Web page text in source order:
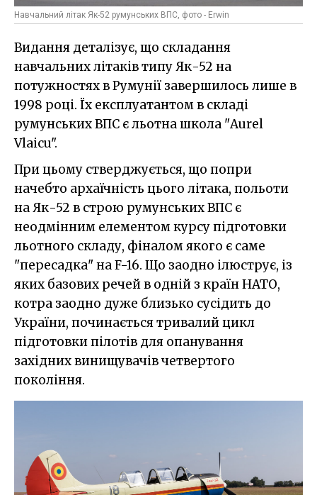
Навчальний літак Як-52 румунських ВПС, фото - Erwin
Видання деталізує, що складання
навчальних літаків типу Як-52 на
потужностях в Румунії завершилось лише в
1998 році. Їх експлуатантом в складі
румунських ВПС є льотна школа "Aurel
Vlaicu".
При цьому стверджується, що попри
начебто архаїчність цього літака, польоти
на Як-52 в строю румунських ВПС є
неодмінним елементом курсу підготовки
льотного складу, фіналом якого є саме
"пересадка" на F-16. Що заодно ілюструє, із
яких базових речей в одній з країн НАТО,
котра заодно дуже близько сусідить до
України, починається тривалий цикл
підготовки пілотів для опанування
західних винищувачів четвертого
покоління.